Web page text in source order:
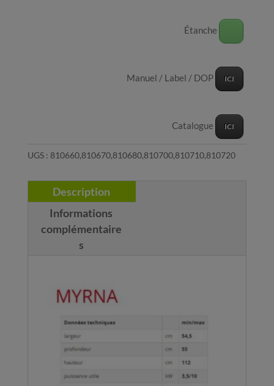
Étanche
Manuel / Label / DOP ICI
Catalogue ICI
UGS : 810660,810670,810680,810700,810710,810720
Description
Informations
complémentaire
s